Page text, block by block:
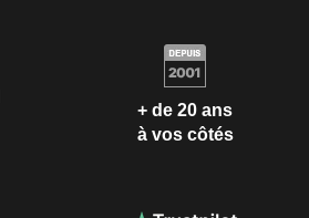
+ de 20 ans
à vos côtés